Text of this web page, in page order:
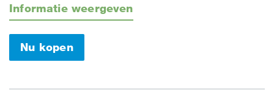
Informatie weergeven
Nu kopen